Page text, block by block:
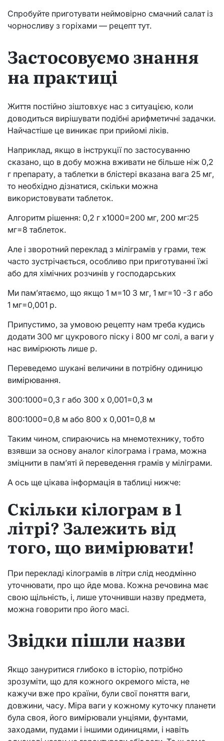
Спробуйте приготувати неймовірно смачний салат із
чорносливу з горіхами — рецепт тут.
Застосовуємо знання
на практиці
Життя постійно зіштовхує нас з ситуацією, коли
доводиться вирішувати подібні арифметичні задачки.
Найчастіше це виникає при прийомі ліків.
Наприклад, якщо в інструкції по застосуванню
сказано, що в добу можна вживати не більше ніж 0,2
г препарату, а таблетки в блістері вказана вага 25 мг,
то необхідно дізнатися, скільки можна
використовувати таблеток.
Алгоритм рішення: 0,2 г х1000=200 мг, 200 мг:25
мг=8 таблеток.
Але і зворотний переклад з міліграмів у грами, теж
часто зустрічається, особливо при приготуванні їжі
або для хімічних розчинів у господарських
Ми пам’ятаємо, що якщо 1 м=10 3 мг, 1 мг=10 -3 г або
1 мг=0,001 р.
Припустимо, за умовою рецепту нам треба кудись
додати 300 мг цукрового піску і 800 мг солі, а ваги у
нас вимірюють лише р.
Переведемо шукані величини в потрібну одиницю
вимірювання.
300:1000=0,3 г або 300 х 0,001=0,3 м
800:1000=0,8 м або 800 х 0,001=0,8 м
Таким чином, спираючись на мнемотехнику, тобто
взявши за основу аналог кілограма і грама, можна
зміцнити в пам’яті й переведення грамів у міліграми.
А ось ще цікава інформація в таблиці нижче:
Скільки кілограм в 1
літрі? Залежить від
того, що вимірювати!
При перекладі кілограмів в літри слід неодмінно
уточнювати, про що йде мова. Кожна речовина має
свою щільність, і, лише уточнивши назву предмета,
можна говорити про його масі.
Звідки пішли назви
Якщо зануритися глибоко в історію, потрібно
зрозуміти, що для кожного окремого міста, не
кажучи вже про країни, були свої поняття ваги,
довжини, часу. Міра ваги у кожному куточку планети
була своя, його вимірювали унціями, фунтами,
заходами, пудами і іншими одиницями, і навіть